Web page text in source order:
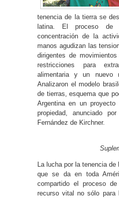
tenencia de la tierra se
latina. El proceso de
concentración de la
manos agudizan las
dirigentes de
restricciones para
alimentaria y un nuevo
Analizaron el modelo
de tierras, esquema que
Argentina en un
propiedad, anunciado
Fernández de Kirchner.
La lucha por la tenencia
que se da en toda
compartido el proceso
recurso vital no sólo para